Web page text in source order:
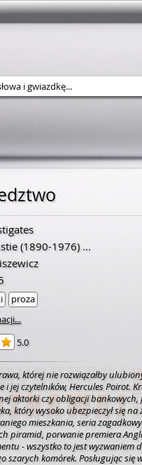
(1890-1976)...
proza
5.0
której nie rozwiązałby
i jej czytelników, Hercules Poirot.
aktorki czy obligacji
który wysoko ubezpieczył się
mieszkania, seria
piramid, porwanie premiera
- wszystko to jest wyzwaniem
szarych komórek. Posługując się